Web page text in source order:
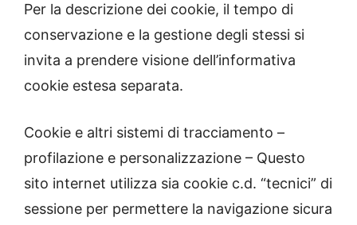
Per la descrizione dei cookie, il tempo di
conservazione e la gestione degli stessi si
invita a prendere visione dell’informativa
cookie estesa separata.
Cookie e altri sistemi di tracciamento –
profilazione e personalizzazione – Questo
sito internet utilizza sia cookie c.d. “tecnici” di
sessione per permettere la navigazione sicura